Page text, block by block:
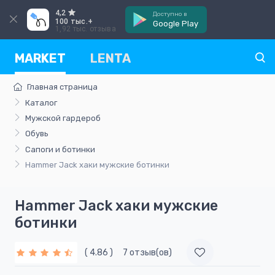
4,2
100 тыс.+
1,92 тыс. отзыва
Доступно в
Google Play
MARKET LENTA
Главная страница
Каталог
Мужской гардероб
Обувь
Сапоги и ботинки
Hammer Jack хаки мужские ботинки
Hammer Jack хаки мужские
ботинки
( 4.86 ) 7 отзыв(ов)